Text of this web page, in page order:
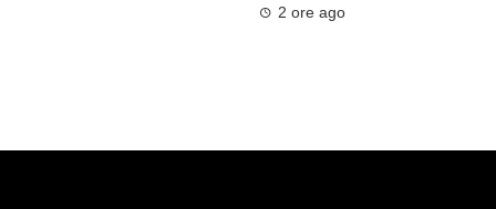
2 ore ago